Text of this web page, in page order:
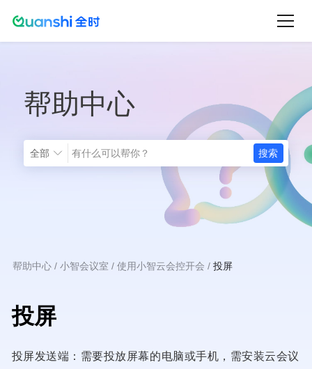
帮助中心
全部
面
帮助中心 小智会议室 使用小智云会控开会 投屏
投屏
投屏发送端：需要投放屏幕的电脑或手机，需安装云会议